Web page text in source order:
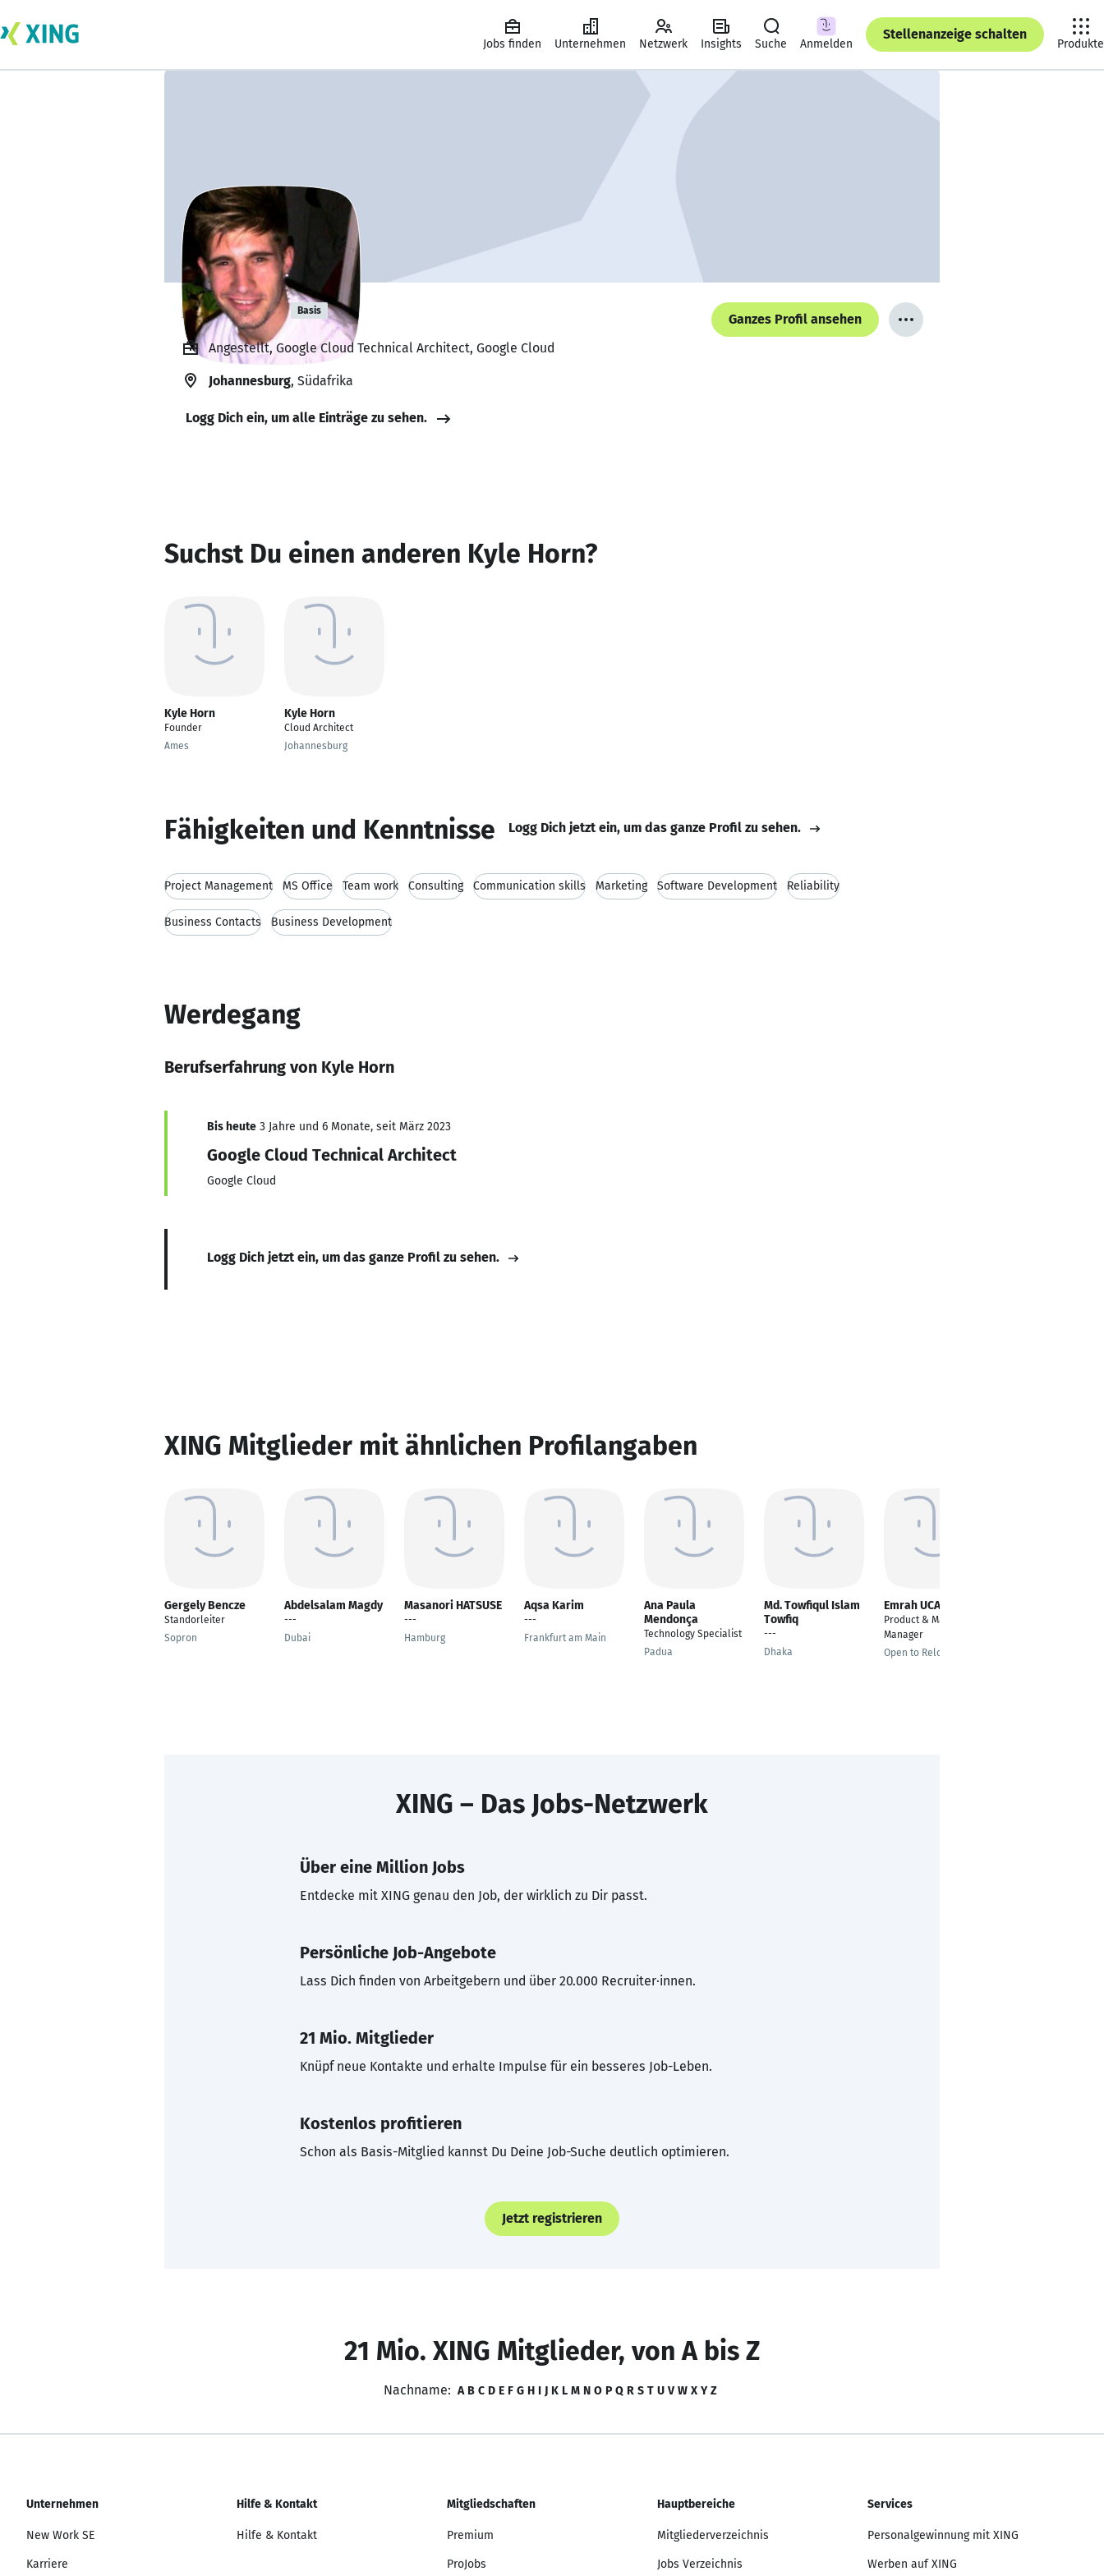
Jobs finden Unternehmen Netzwerk Insights Suche Anmelden
Stellenanzeige schalten
Produkte
Kyle Horn Basis
Ganzes Profil ansehen
Angestellt, Google Cloud Technical Architect, Google Cloud
Johannesburg, Südafrika
Logg Dich ein, um alle Einträge zu sehen.
Suchst Du einen anderen Kyle Horn?
Kyle Horn
Founder
Ames
Kyle Horn
Cloud Architect
Johannesburg
Fähigkeiten und Kenntnisse Logg Dich jetzt ein, um das ganze Profil zu sehen.
Project Management MS Office Team work Consulting Communication skills Marketing Software Development Reliability
Business Contacts Business Development
Werdegang
Berufserfahrung von Kyle Horn
Bis heute 3 Jahre und 6 Monate, seit März 2023
Google Cloud Technical Architect
Google Cloud
Logg Dich jetzt ein, um das ganze Profil zu sehen.
XING Mitglieder mit ähnlichen Profilangaben
Gergely Bencze
Standorleiter
Sopron
Abdelsalam Magdy
---
Dubai
Masanori HATSUSE
---
Hamburg
Aqsa Karim
---
Frankfurt am Main
Ana Paula
Mendonça
Technology Specialist
Padua
Md. Towfiqul Islam
Towfiq
---
Dhaka
Emrah UCAR
Product & Marketing
Manager
Open to Relocating
XING – Das Jobs-Netzwerk
Über eine Million Jobs
Entdecke mit XING genau den Job, der wirklich zu Dir passt.
Persönliche Job-Angebote
Lass Dich finden von Arbeitgebern und über 20.000 Recruiter·innen.
21 Mio. Mitglieder
Knüpf neue Kontakte und erhalte Impulse für ein besseres Job-Leben.
Kostenlos profitieren
Schon als Basis-Mitglied kannst Du Deine Job-Suche deutlich optimieren.
Jetzt registrieren
21 Mio. XING Mitglieder, von A bis Z
Nachname: A B C D E F G H I J K L M N O P Q R S T U V W X Y Z
Unternehmen
New Work SE
Karriere
Hilfe & Kontakt
Hilfe & Kontakt
Mitgliedschaften
Premium
ProJobs
Hauptbereiche
Mitgliederverzeichnis
Jobs Verzeichnis
Services
Personalgewinnung mit XING
Werben auf XING